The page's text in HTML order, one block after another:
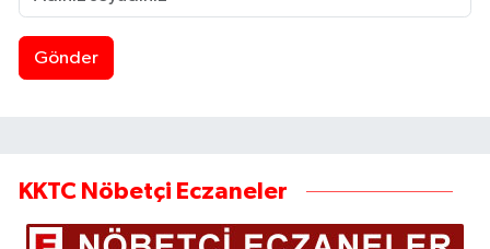
Gönder
KKTC Nöbetçi Eczaneler